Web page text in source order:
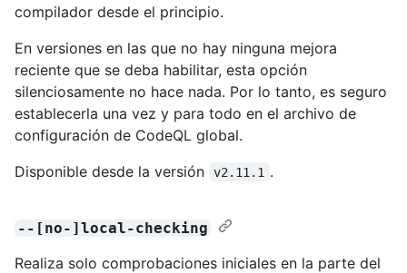
compilador desde el principio.
En versiones en las que no hay ninguna mejora
reciente que se deba habilitar, esta opción
silenciosamente no hace nada. Por lo tanto, es seguro
establecerla una vez y para todo en el archivo de
configuración de CodeQL global.
Disponible desde la versión
v2.11.1 .
--[no-]local-checking
Realiza solo comprobaciones iniciales en la parte del